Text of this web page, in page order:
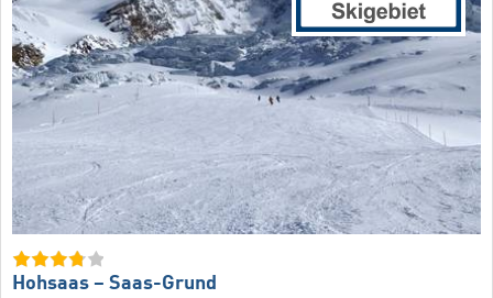
Hohsaas – Saas-Grund